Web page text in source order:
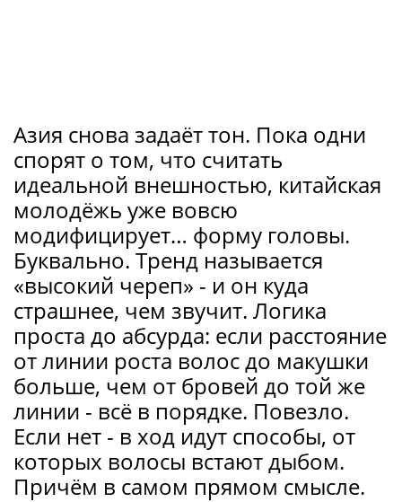
Азия снова задаёт тон. Пока одни
спорят о том, что считать
идеальной внешностью, китайская
молодёжь уже вовсю
модифицирует… форму головы.
Буквально. Тренд называется
«высокий череп» - и он куда
страшнее, чем звучит. Логика
проста до абсурда: если расстояние
от линии роста волос до макушки
больше, чем от бровей до той же
линии - всё в порядке. Повезло.
Если нет - в ход идут способы, от
которых волосы встают дыбом.
Причём в самом прямом смысле.